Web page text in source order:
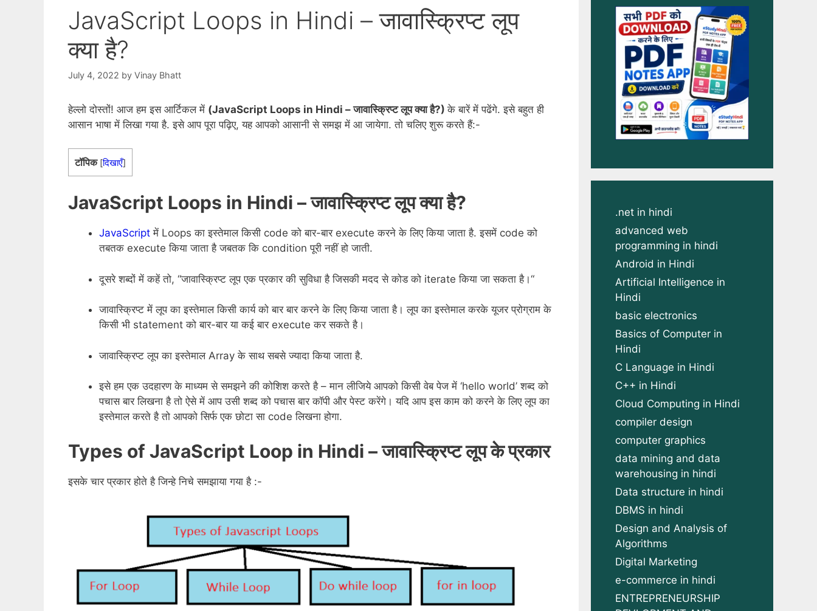
JavaScript Loops in Hindi – जावास्क्रिप्ट लूप
क्या है?
July 4, 2022 by Vinay Bhatt
हेल्लो दोस्तों! आज हम इस आर्टिकल में (JavaScript Loops in Hindi – जावास्क्रिप्ट लूप क्या है?)के बारें में पढेंगे. इसे बहुत ही
आसान भाषा में लिखा गया है. इसे आप पूरा पढ़िए, यह आपको आसानी से समझ में आ जायेगा. तो चलिए शुरू करते हैं:-
टॉपिक [दिखाएँ]
JavaScript Loops in Hindi – जावास्क्रिप्ट लूप क्या है?
JavaScript में Loops का इस्तेमाल किसी code को बार-बार execute करने के लिए किया जाता है. इसमें code को
तबतक execute किया जाता है जबतक कि condition पूरी नहीं हो जाती.
दूसरे शब्दों में कहें तो, “जावास्क्रिप्ट लूप एक प्रकार की सुविधा है जिसकी मदद से कोड को iterate किया जा सकता है।“
जावास्क्रिप्ट में लूप का इस्तेमाल किसी कार्य को बार बार करने के लिए किया जाता है। लूप का इस्तेमाल करके यूजर प्रोग्राम के
किसी भी statement को बार-बार या कई बार execute कर सकते है।
जावास्क्रिप्ट लूप का इस्तेमाल Array के साथ सबसे ज्यादा किया जाता है.
इसे हम एक उदहारण के माध्यम से समझने की कोशिश करते है – मान लीजिये आपको किसी वेब पेज में ‘hello world’ शब्द को
पचास बार लिखना है तो ऐसे में आप उसी शब्द को पचास बार कॉपी और पेस्ट करेंगे। यदि आप इस काम को करने के लिए लूप का
इस्तेमाल करते है तो आपको सिर्फ एक छोटा सा code लिखना होगा.
Types of JavaScript Loop in Hindi – जावास्क्रिप्ट लूप के प्रकार
इसके चार प्रकार होते है जिन्हे निचे समझाया गया है :-
.net in hindi
advanced web
programming in hindi
Android in Hindi
Artificial Intelligence in
Hindi
basic electronics
Basics of Computer in
Hindi
C Language in Hindi
C++ in Hindi
Cloud Computing in Hindi
compiler design
computer graphics
data mining and data
warehousing in hindi
Data structure in hindi
DBMS in hindi
Design and Analysis of
Algorithms
Digital Marketing
e-commerce in hindi
ENTREPRENEURSHIP